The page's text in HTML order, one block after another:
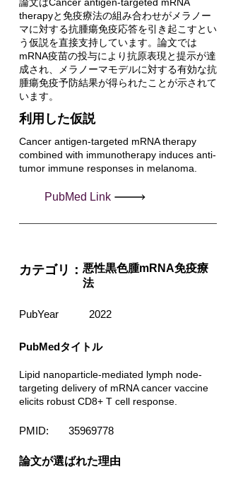
therapyと免疫療法の組み合わせがメラノー
マに対する抗腫瘍免疫応答を引き起こすとい
う仮説を直接支持しています。論文では
mRNA疫苗の投与により抗原表現と提示が達
成され、メラノーマモデルに対する有効な抗
腫瘍免疫予防結果が得られたことが示されて
います。
利用した仮説
Cancer antigen-targeted mRNA therapy
combined with immunotherapy induces anti-
tumor immune responses in melanoma.
PubMed Link
カテゴリ： 悪性黒色腫mRNA免疫療
法
PubYear 2022
PubMedタイトル
Lipid nanoparticle-mediated lymph node-
targeting delivery of mRNA cancer vaccine
elicits robust CD8+ T cell response.
PMID: 35969778
​論文が選ばれた理由